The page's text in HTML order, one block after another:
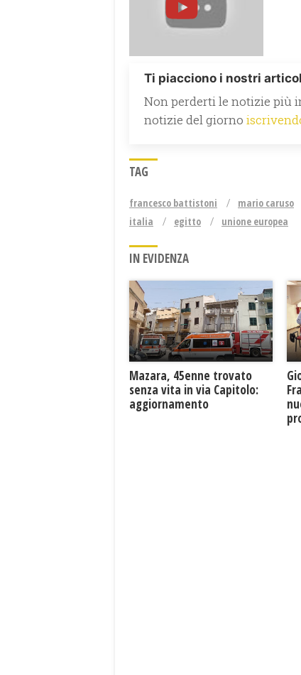
Ti piacciono i nostri
Non perderti le notizie più
notizie del giorno
TAG
francesco battistoni mario caruso
italia
egitto unione europea
IN EVIDENZA
Mazara, 45enne trovato
senza vita in via Capitolo:
aggiornamento